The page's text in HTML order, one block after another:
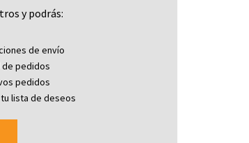
y podrás:
de envío
de pedidos
pedidos
lista de deseos